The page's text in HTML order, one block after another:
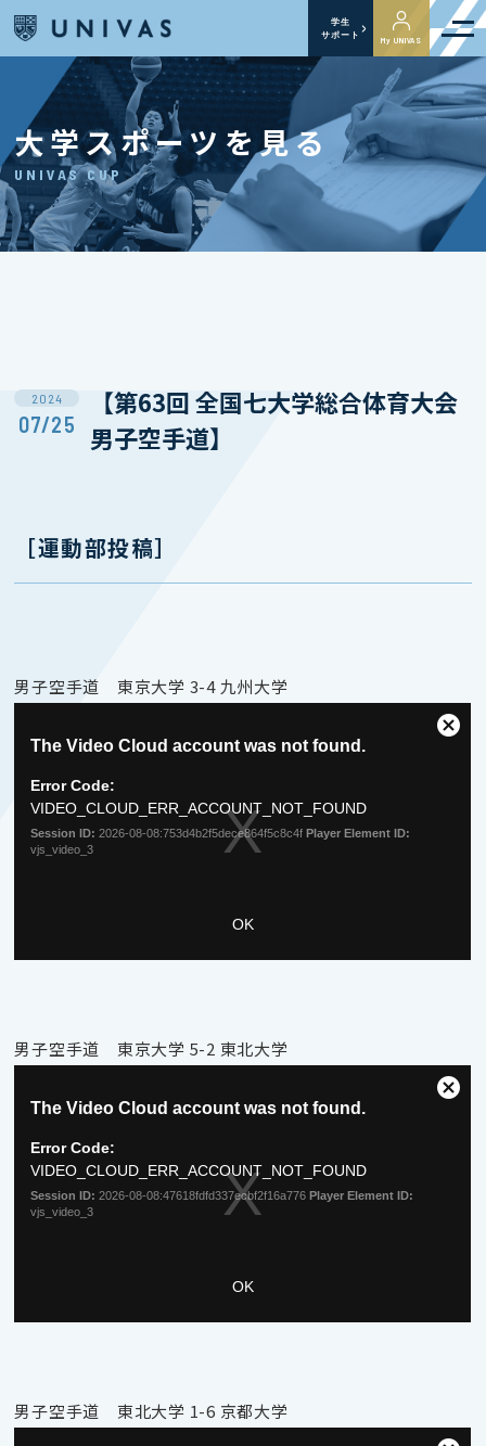
学生
サポート
My UNIVAS
大学スポーツを見る
UNIVAS CUP
2024
07/25
【第63回 全国七大学総合体育大会
男子空手道】
［運動部投稿］
男子空手道 東京大学 3-4 九州大学
男子空手道 東京大学 5-2 東北大学
男子空手道 東北大学 1-6 京都大学